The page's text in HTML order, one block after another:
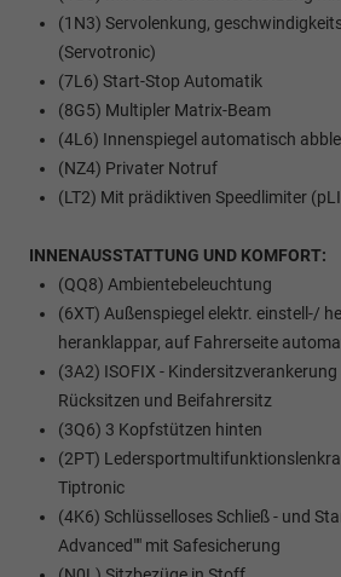
(1N3) Servolenkung,
(Servotronic)
(7L6) Start-Stop Automatik
(8G5) Multipler Matrix-Beam
(4L6) Innenspiegel automatisch
(NZ4) Privater Notruf
(LT2) Mit prädiktiven Speedlimiter
INNENAUSSTATTUNG UND KOMFORT:
(QQ8) Ambientebeleuchtung
(6XT) Außenspiegel elektr. einstell-/
heranklappar, auf Fahrerseite
(3A2) ISOFIX -
Rücksitzen und Beifahrersitz
(3Q6) 3 Kopfstützen hinten
(2PT)
Tiptronic
(4K6) Schlüsselloses Schließ - und
Advanced"" mit Safesicherung